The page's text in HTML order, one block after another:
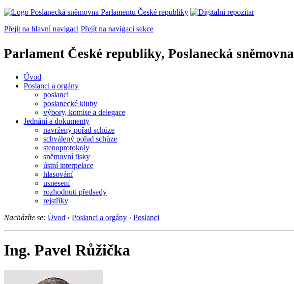
Přejít na hlavní navigaci Přejít na navigaci sekce
Parlament České republiky, Poslanecká sněmovna
Úvod
Poslanci a orgány
poslanci
poslanecké kluby
výbory, komise a delegace
Jednání a dokumenty
navržený pořad schůze
schválený pořad schůze
stenoprotokoly
sněmovní tisky
ústní interpelace
hlasování
usnesení
rozhodnutí předsedy
rejstříky
Nacházíte se: Úvod › Poslanci a orgány › Poslanci
Ing. Pavel Růžička